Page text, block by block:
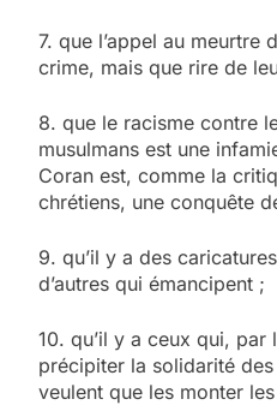
7. que l’appel au meurtre
crime, mais que rire de
8. que le racisme contre
musulmans est une
Coran est, comme la
chrétiens, une conquête
9. qu’il y a des
d’autres qui émancipent ;
10. qu’il y a ceux qui, par
précipiter la solidarité
veulent que les monter